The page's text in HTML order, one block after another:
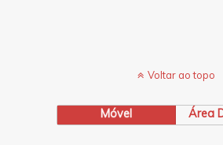
Voltar ao topo
Móvel Área